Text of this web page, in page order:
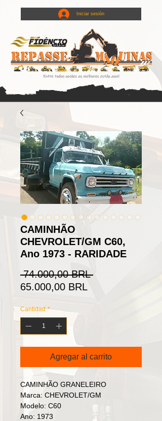
Iniciar sesión
CAMINHÃO
CHEVROLET/GM C60,
Ano 1973 - RARIDADE
74.000,00 BRL Precio
65.000,00 BRL
Cantidad *
Agregar al carrito
CAMINHÃO GRANELEIRO
Marca: CHEVROLET/GM
Modelo: C60
Ano: 1973